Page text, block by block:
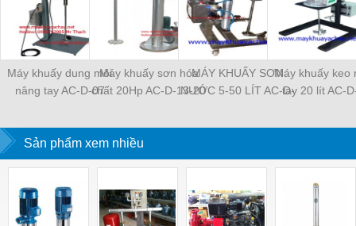
Máy khuấy dung môi
nâng tay AC-D-07
Máy khuấy sơn hóa
chất 20Hp AC-D-13-20
MÁY KHUẤY SƠN
NƯỚC 5-50 LÍT AC-D-
Máy khuấy keo
tay 20 lít AC-
Sản phẩm xem nhiều